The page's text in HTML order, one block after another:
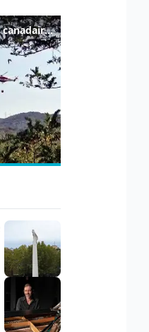
Le fiamme avanzano verso l’autostrada: canadair in azione tra Monfalcone e Duino